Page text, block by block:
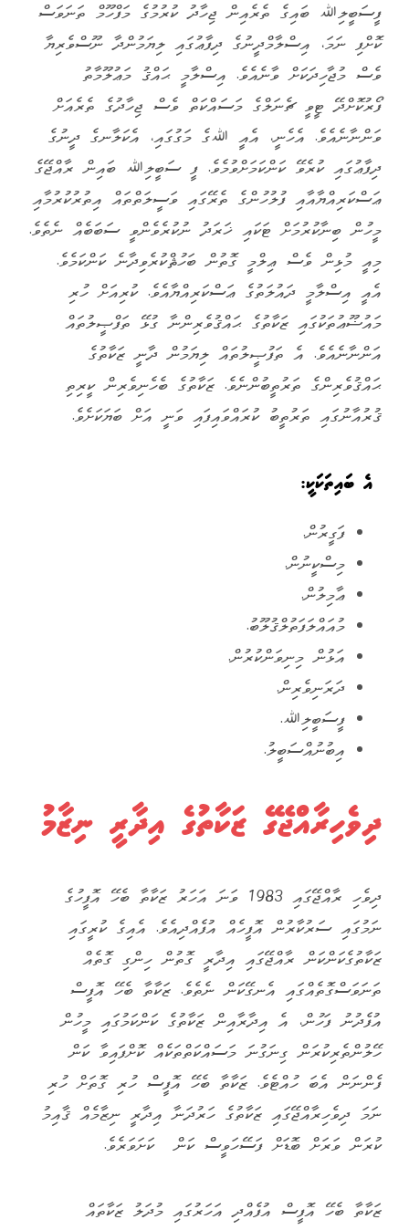
ފީސަބީލިﷲ ބައިގެ ތެރެއިން ޖިހާދު ކުރުމުގެ މަފްހޫމް ތަނަވަސް
ކޮށްފި ނަމަ، އިސްލާމްދީނުގެ ދިފާޢުގައި ލިޔަމުންދާ ނޫސްވެރިޔާ
ވެސް މުޖާހިދަކަށް ވާނެއެވެ. އިސްލާމީ ޙައްޤު މަޢުލޫމާތު
ފޯރުކޮށްދޭ ޓީވީ ޗެނަލްގެ މަސައްކަތް ވެސް ޖިހާދުގެ ތެރެއަށް
ވަންނާނެއެވެ. އެހެނީ، އެއީ ﷲގެ މަގުގައި، އެކަލާނގެ ދީނުގެ
ދިފާޢުގައި ކުރެވޭ ކަންކަމަށްވުމެވެ. ފީ ސަބީލިﷲ ބައިން ރާއްޖޭގެ
ޢަސްކަރިއްޔާއާއި ފުލުހުންގެ ތެރޭގައި ވަސީލަތްތައް އިތުރުކުރުމާއި
މީހުން ބިނާކުރުމަށް ޓަކައި ޚަރަދު ނުކުރެވެންވީ ސަބަބެއް ނެތެވެ.
މިއީ މުޅިން ވެސް ޢިލްމީ ގޮތުން ބަހުޘްކުރެވިދާނެ ކަންކަމެވެ.
އެއީ އިސްލާމީ ދައުލަތުގެ ޢަސްކަރިއްޔާއެވެ. ކުރިއަށް ހުރި
މައުޟޫޢުތަކުގައި ޒަކާތުގެ ޙައްޤުވެރިންނާ ގުޅޭ ތަފްޞީލުތައް
އަންނާނެއެވެ. އެ ތަފުޞީލުތައް ލިޔަމުން ދާނީ ޒަކާތުގެ
ޙައްޤުވެރިންގެ ތަރުތީބުންނެވެ. ޒަކާތުގެ ބެހެނިވެރިން ކީރިތި
ޤުރުއާނުގައި ތަރުތީބު ކުރައްވައިފައި ވަނީ އަށް ބަޔަކަށެވެ.
އެ ބައިތަކަކީ:
ފަގީރުން.
މިސްކީނުން.
ޢާމިލުން.
މުއައްލަފަތުލްޤުލޫބު.
އަޅުން މިނިވަންކުރުން.
ދަރަނިވެރިން.
ފީސަބީލިﷲ.
އިބުނުއްސަބީލު.
ދިވެހިރާއްޖޭގެ ޒަކާތުގެ އިދާރީ ނިޒާމު
ދިވެހި ރާއްޖޭގައި 1983 ވަނަ އަހަރު ޒަކާތާ ބެހޭ އޮފީހުގެ
ނަމުގައި ސަރުކާރުން އޮފީހެއް އުފެއްދިއެވެ. އެއިގެ ކުރީގައި
ޒަކާތުގެކަންކަން ރާއްޖޭގައި އިދާރީ ގޮތުން ހިންގި ގޮތެއް
ތަނަވަސްގޮތެއްގައި އެނގޭކަން ނެތެވެ. ޒަކާތާ ބެހޭ އޮފީސް
އުފެދުނު ފަހުން، އެ އިދާރާއިން ޒަކާތުގެ ކަންކަމުގައި މީހުން
ހޭލުންތެރިކުރަން ގިނަގުނަ މަސައްކަތްތަކެއް ކޮށްފައިވާ ކަން
ފެންނަން އެބަ ހުއްޓެވެ. ޒަކާތާ ބެހޭ އޮފީސް ހުރި ގޮތަށް ހުރި
ނަމަ ދިވެހިރާއްޖޭގައި ޒަކާތުގެ ހަރުދަނާ އިދާރީ ނިޒާމެއް ޤާއިމު
ކުރަން ވަރަށް ބޮޑަށް ފަސޭހަވީސް ކަން ކަށަވަރެވެ.
ޒަކާތާ ބެހޭ އޮފީސް އުފެއްދި އަހަރުގައި މުދަލު ޒަކާތައް